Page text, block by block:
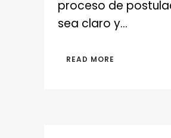
proceso de
sea claro y...
READ MORE